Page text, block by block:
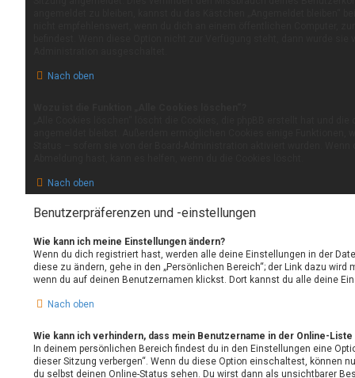
Nach oben
Nach oben
Benutzerpräferenzen und -einstellungen
Wie kann ich meine Einstellungen ändern?
Wenn du dich registriert hast, werden alle deine Einstellungen in der
diese zu ändern, gehe in den „Persönlichen Bereich“; der Link dazu wird
wenn du auf deinen Benutzernamen klickst. Dort kannst du alle deine
Nach oben
Wie kann ich verhindern, dass mein Benutzername in der Online-Liste
In deinem persönlichen Bereich findest du in den Einstellungen eine
dieser Sitzung verbergen“. Wenn du diese Option einschaltest, können
du selbst deinen Online-Status sehen. Du wirst dann als unsichtbarer